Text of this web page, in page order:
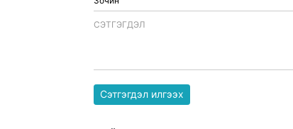
CЭТГЭГДЭЛ
Сэтгэгдэл илгээх